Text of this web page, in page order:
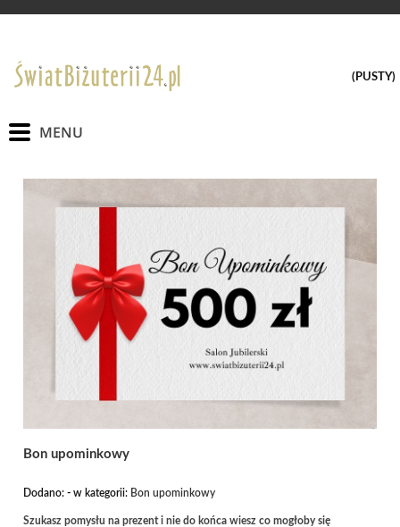
(PUSTY)
Bon upominkowy
Dodano: - w kategorii: Bon upominkowy
Szukasz pomysłu na prezent i nie do końca wiesz co mogłoby się